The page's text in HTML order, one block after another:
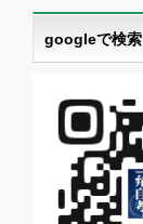
googleで検索